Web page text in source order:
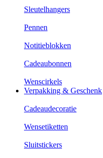
Sleutelhangers
Pennen
Notitieblokken
Cadeaubonnen
Wenscirkels
Verpakking & Geschenk
Cadeaudecoratie
Wensetiketten
Sluitstickers